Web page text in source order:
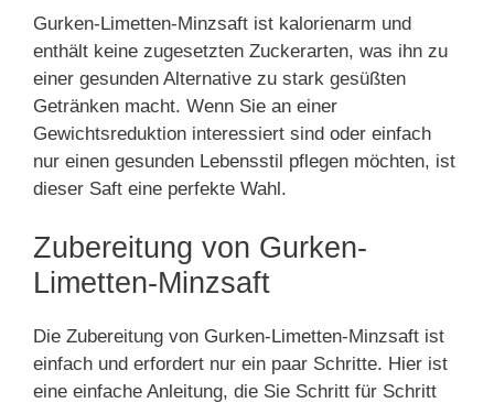
Gurken-Limetten-Minzsaft ist kalorienarm und
enthält keine zugesetzten Zuckerarten, was ihn zu
einer gesunden Alternative zu stark gesüßten
Getränken macht. Wenn Sie an einer
Gewichtsreduktion interessiert sind oder einfach
nur einen gesunden Lebensstil pflegen möchten, ist
dieser Saft eine perfekte Wahl.
Zubereitung von Gurken-
Limetten-Minzsaft
Die Zubereitung von Gurken-Limetten-Minzsaft ist
einfach und erfordert nur ein paar Schritte. Hier ist
eine einfache Anleitung, die Sie Schritt für Schritt